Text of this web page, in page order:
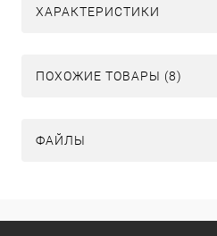
ХАРАКТЕРИСТИКИ
ПОХОЖИЕ ТОВАРЫ (8)
ФАЙЛЫ